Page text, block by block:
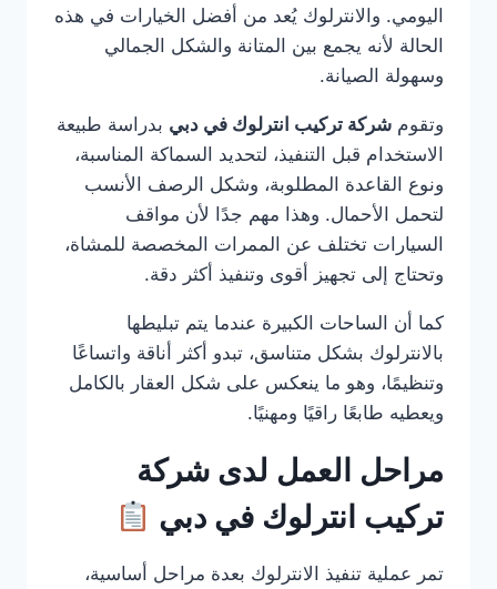
اليومي. والانترلوك يُعد من أفضل الخيارات في هذه
الحالة لأنه يجمع بين المتانة والشكل الجمالي
وسهولة الصيانة.
وتقوم شركة تركيب انترلوك في دبي بدراسة طبيعة
الاستخدام قبل التنفيذ، لتحديد السماكة المناسبة،
ونوع القاعدة المطلوبة، وشكل الرصف الأنسب
لتحمل الأحمال. وهذا مهم جدًا لأن مواقف
السيارات تختلف عن الممرات المخصصة للمشاة،
وتحتاج إلى تجهيز أقوى وتنفيذ أكثر دقة.
كما أن الساحات الكبيرة عندما يتم تبليطها
بالانترلوك بشكل متناسق، تبدو أكثر أناقة واتساعًا
وتنظيمًا، وهو ما ينعكس على شكل العقار بالكامل
ويعطيه طابعًا راقيًا ومهنيًا.
مراحل العمل لدى شركة
تركيب انترلوك في دبي
تمر عملية تنفيذ الانترلوك بعدة مراحل أساسية،